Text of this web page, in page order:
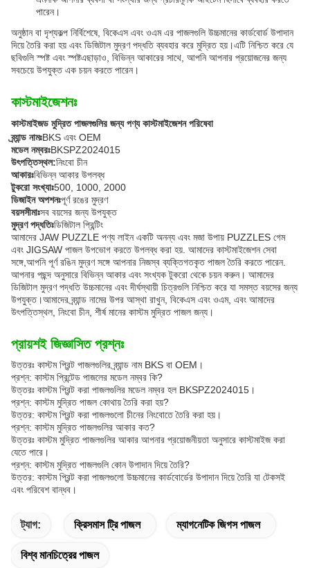
পারেন।
অনুষ্ঠান বা দৃশ্যকল্প নির্বিশেষে, বিকেএস এবং ওএম এর পাজলগুলি উচ্চমানের কার্ডবোর্ড উপাদান
দিয়ে তৈরি করা হয় এবং ডিজিটাল মুদ্রণ পদ্ধতি ব্যবহার করে মুদ্রিত হয়।এটি নিশ্চিত করে যে
ছবিগুলি স্পষ্ট এবং স্পষ্টএছাড়াও, বিভিন্ন আকারের সাথে, আপনি আপনার প্রয়োজনের জন্য
সবচেয়ে উপযুক্ত এক চয়ন করতে পারেন।
কাস্টমাইজেশনঃ
কাস্টমাইজড মুদ্রিত পাজলগুলির জন্য পণ্য কাস্টমাইজেশন পরিষেবা
ব্র্যান্ড নামঃBKS এবং OEM
মডেল নম্বরঃBKSPZ2024015
উৎপত্তিস্থল:নিংবো চীন
আকারঃবিভিন্ন আকার উপলব্ধ
টুকরো সংখ্যাঃ500, 1000, 2000
ডিজাইন অপশনঃপূর্ণ রঙের মুদ্রণ
বয়সসীমাঃসব বয়সের জন্য উপযুক্ত
মুদ্রণ পদ্ধতিঃডিজিটাল প্রিন্টিং
আমাদের JAW PUZZLE পণ্য লাইন একটি অনন্য এবং মজা উপায় PUZZLES গেম
এবং JIGSAW পাজল উপভোগ করতে উপলব্ধ করা হয়. আমাদের কাস্টমাইজেশন সেবা
সঙ্গে,আপনি পূর্ণ রঙিন মুদ্রণ সঙ্গে আপনার নিজস্ব ব্যক্তিগতকৃত পাজল তৈরি করতে পারেন.
আপনার পছন্দ অনুসারে বিভিন্ন আকার এবং সংখ্যক টুকরো থেকে চয়ন করুন। আমাদের
ডিজিটাল মুদ্রণ পদ্ধতি উচ্চমানের এবং দীর্ঘস্থায়ী চিত্রগুলি নিশ্চিত করে যা সমস্ত বয়সের জন্য
উপযুক্ত।আমাদের ব্র্যান্ড নামের উপর আস্থা রাখুন, বিকেএস এবং ওএম, এবং আমাদের
উৎপত্তিস্থল, নিংবো চীন, শীর্ষ মানের কাস্টম মুদ্রিত পাজল জন্য।
প্রায়শই জিজ্ঞাসিত প্রশ্নঃ
উত্তরঃ কাস্টম প্রিন্ট পাজলগুলির ব্র্যান্ড নাম BKS বা OEM।
প্রশ্ন: কাস্টম প্রিন্টেড পাজলের মডেল নম্বর কি?
উত্তরঃ কাস্টম প্রিন্ট করা পাজলগুলির মডেল নম্বর হল BKSPZ2024015।
প্রশ্ন: কাস্টম মুদ্রিত পাজল কোথায় তৈরি করা হয়?
উত্তর: কাস্টম প্রিন্ট করা পাজলগুলো চীনের নিংবোতে তৈরি করা হয়।
প্রশ্ন: কাস্টম মুদ্রিত পাজলগুলির আকার কত?
উত্তরঃ কাস্টম মুদ্রিত পাজলগুলির আকার আপনার প্রয়োজনীয়তা অনুসারে কাস্টমাইজ করা
যেতে পারে।
প্রশ্ন: কাস্টম মুদ্রিত পাজলগুলি কোন উপাদান দিয়ে তৈরি?
উত্তর: কাস্টম প্রিন্ট করা পাজলগুলো উচ্চমানের কার্ডবোর্ডের উপাদান দিয়ে তৈরি যা টেকসই
এবং পরিবেশ বান্ধব।
ট্যাগ: ক্রিসমাস ট্রি পাজল ম্যাগনেটিক জিগস পাজল
বিশ্ব মানচিত্রের পাজল